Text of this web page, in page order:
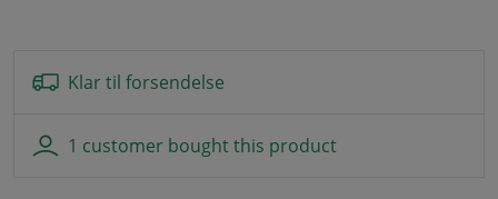
Klar til forsendelse
1 customer bought this product